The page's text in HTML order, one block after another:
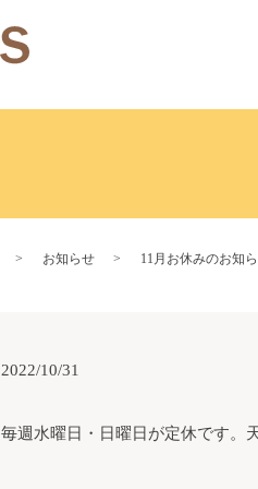
お知らせ 11月お休みのお知
2022/10/31
毎週水曜日・日曜日が定休です。